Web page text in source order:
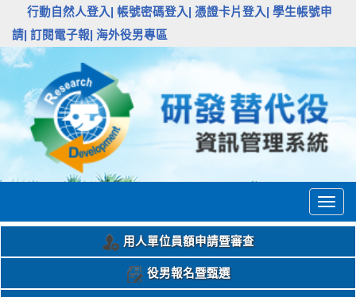
行動自然人登入| 帳號密碼登入| 憑證卡片登入|
學生帳號申
請| 訂閱電子報| 海外役男專區
用人單位員額申請暨審查
役男報名暨甄選